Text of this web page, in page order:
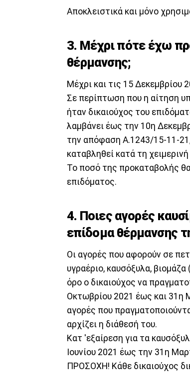
Αποκλειστικά και μόνο
3. Μέχρι πότε έχω
θέρμανσης;
Μέχρι και τις 15 Δεκεμβρίου
Σε περίπτωση που η αίτηση
ήταν δικαιούχος του
λαμβάνει έως την 10η
την απόφαση Α.1243/15-11-
καταβληθεί κατά τη
Το ποσό της προκαταβολής
επιδόματος.
4. Ποιες αγορές
επίδομα θέρμανσης
Οι αγορές που αφορούν σε
υγραέριο, καυσόξυλα,
όρο ο δικαιούχος να
Οκτωβρίου 2021 έως και 31η
αγορές που
αρχίζει η διάθεσή του.
Κατ 'εξαίρεση για τα
Ιουνίου 2021 έως την 31η
ΠΡΟΣΟΧΗ! Κάθε δικαιούχος